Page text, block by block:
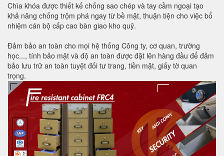
Chìa khóa được thiết kế chống sao chép và tay cầm ngoại tạo
khả năng chống trộm phá ngay từ bề mặt, thuận tiện cho việc bổ
nhiệm cán bộ cấp cao bàn giao kho quỹ.
Đảm bảo an toàn cho mọi hệ thống Công ty, cơ quan, trường
học..., tính bảo mật và độ an toàn được đặt lên hàng đầu để đảm
bảo lưu trữ an toàn tuyệt đối tư trang, tiền mặt, giấy tờ quan
trọng.